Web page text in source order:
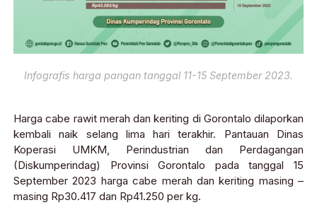
Infografis harga pangan tanggal 11-15 September 2023.
Harga cabe rawit merah dan keriting di Gorontalo dilaporkan
kembali naik selang lima hari terakhir. Pantauan Dinas
Koperasi UMKM, Perindustrian dan Perdagangan
(Diskumperindag) Provinsi Gorontalo pada tanggal 15
September 2023 harga cabe merah dan keriting masing –
masing Rp30.417 dan Rp41.250 per kg.